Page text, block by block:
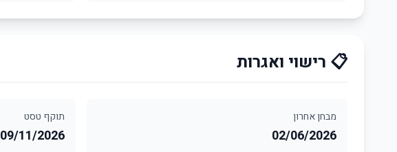
📋 רישוי ואגרות
מבחן אחרון
02/06/2026
תוקף טסט
09/11/2026